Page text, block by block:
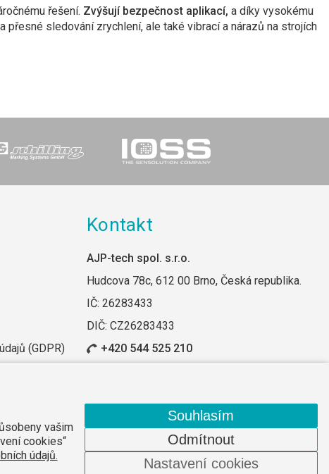
řešení. Zvýšují bezpečnost aplikací, a díky vysokému
přesné sledování zrychlení, ale také vibrací a nárazů na strojích
(GDPR)
Kontakt
AJP-tech spol. s.r.o.
Hudcova 78c, 612 00 Brno, Česká republika.
IČ: 26283433
DIČ: CZ26283433
+420 544 525 210
Web vytvořiloComerto.
vašim
cookies“
údajů.
Souhlasím
Odmítnout
Nastavení cookies